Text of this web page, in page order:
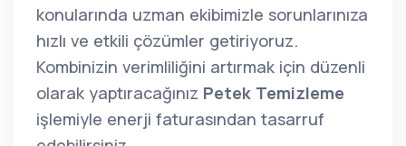
konularında uzman ekibimizle sorunlarınıza
hızlı ve etkili çözümler getiriyoruz.
Kombinizin verimliliğini artırmak için düzenli
olarak yaptıracağınız Petek Temizleme
işlemiyle enerji faturasından tasarruf